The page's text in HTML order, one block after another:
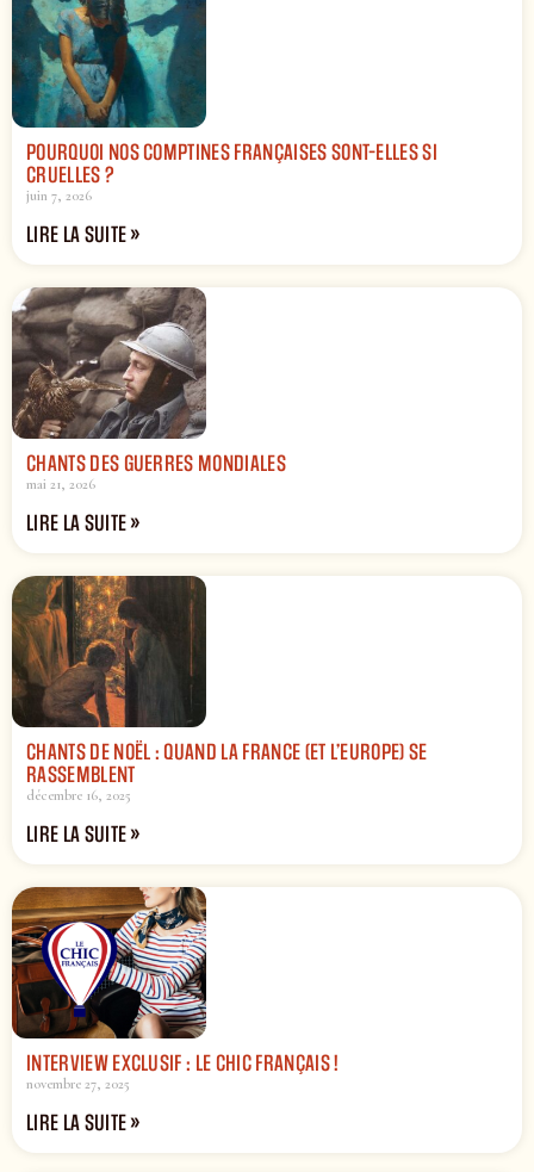
POURQUOI NOS COMPTINES FRANÇAISES SONT-ELLES SI
CRUELLES ?
juin 7, 2026
LIRE LA SUITE »
CHANTS DES GUERRES MONDIALES
mai 21, 2026
LIRE LA SUITE »
CHANTS DE NOËL : QUAND LA FRANCE (ET L’EUROPE) SE
RASSEMBLENT
décembre 16, 2025
LIRE LA SUITE »
INTERVIEW EXCLUSIF : LE CHIC FRANÇAIS !
novembre 27, 2025
LIRE LA SUITE »